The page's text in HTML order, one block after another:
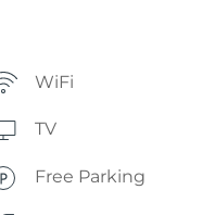
WiFi
TV
Free Parking